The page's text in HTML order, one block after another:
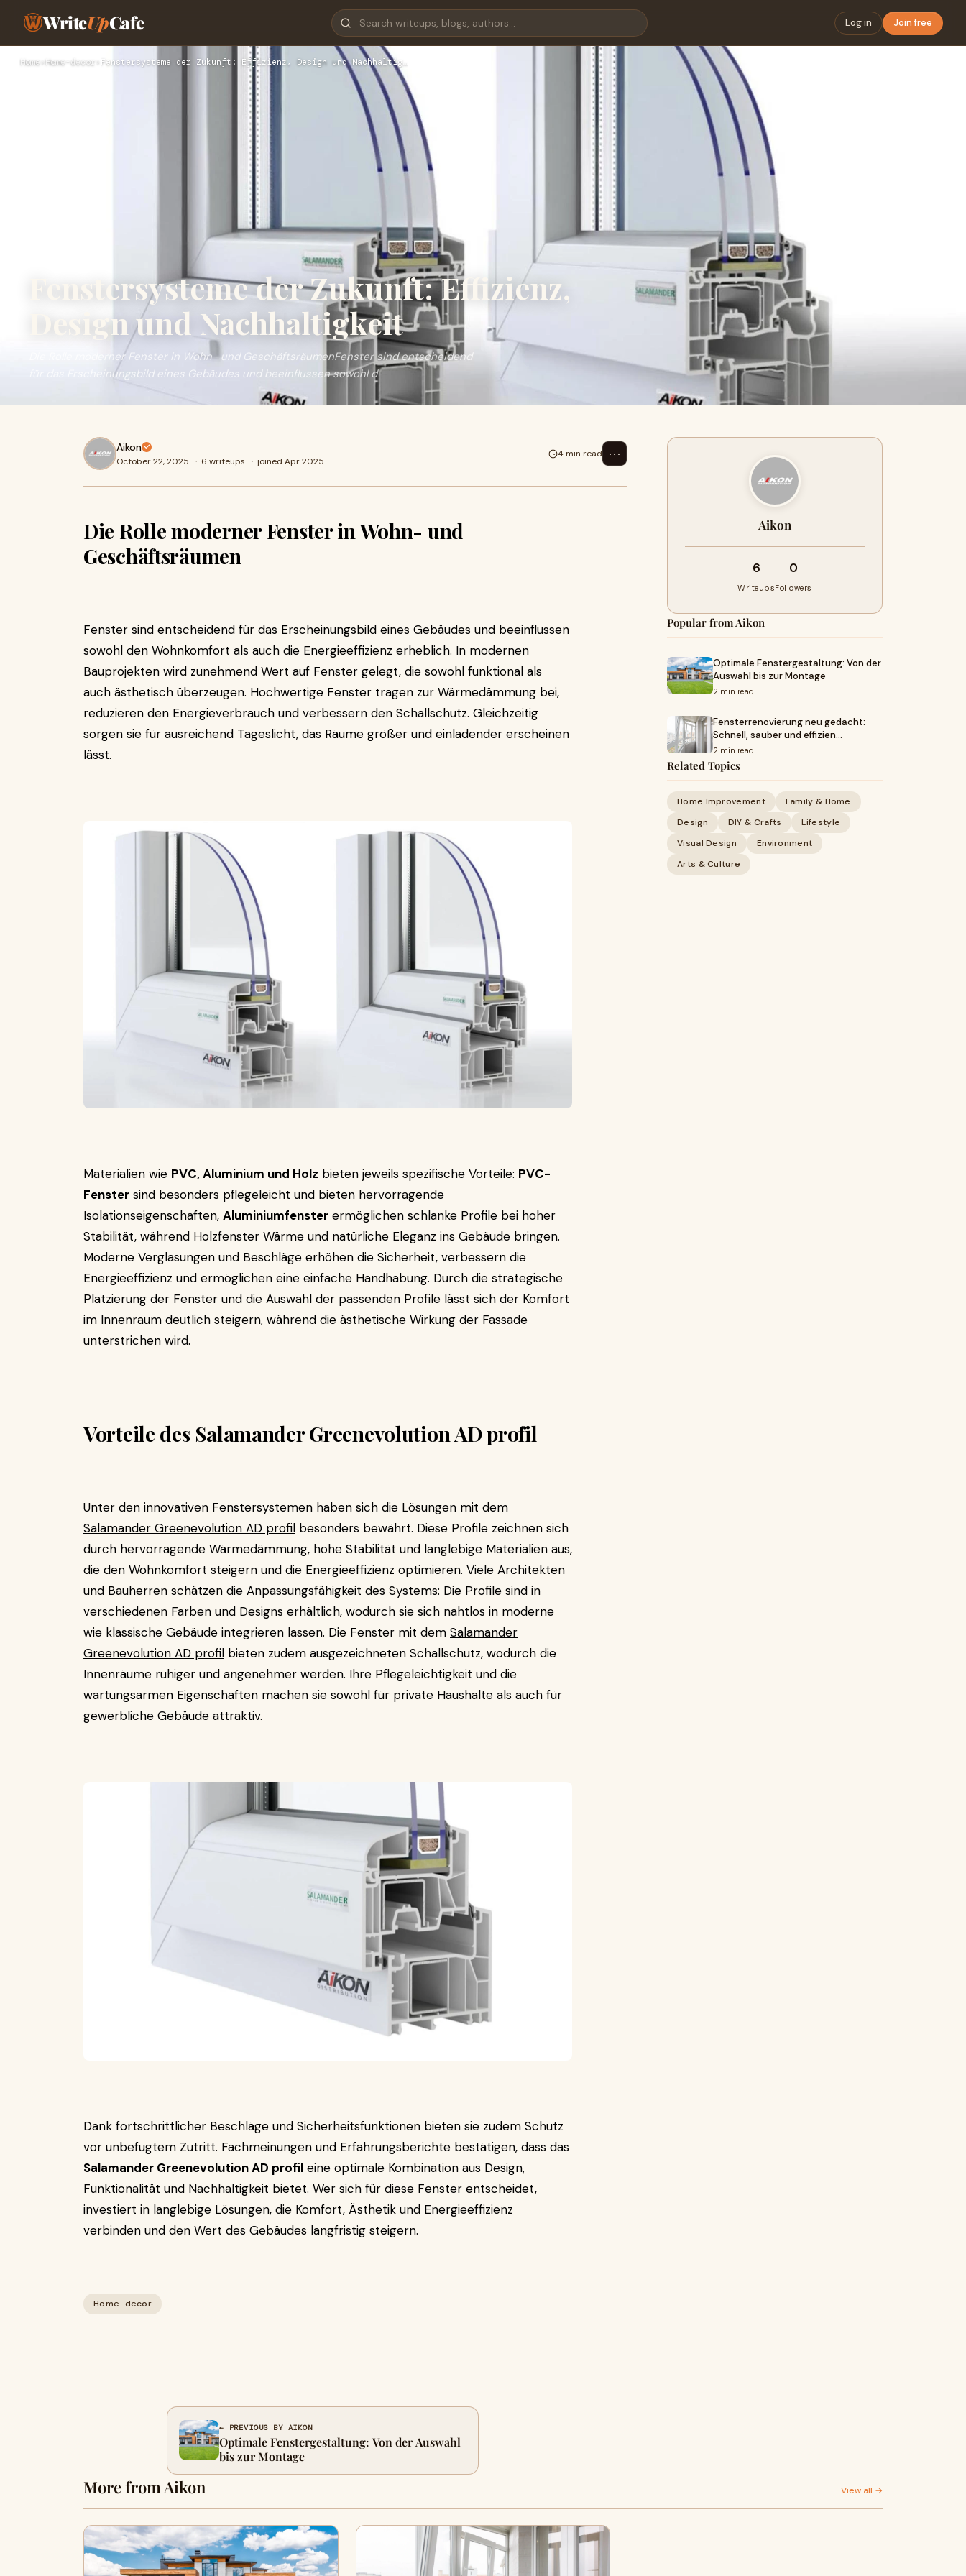
WriteUpCafe Log in Join free
Home›Home-decor ›Fenstersysteme der Zukunft: Effizienz, Design und Nachhaltig…
Fenstersysteme der Zukunft: Effizienz,
Design und Nachhaltigkeit
Die Rolle moderner Fenster in Wohn- und GeschäftsräumenFenster sind entscheidend
für das Erscheinungsbild eines Gebäudes und beeinflussen sowohl d
Aikon
October 22, 2025 · 6 writeups · joined Apr 2025
4 min read ⋯
Die Rolle moderner Fenster in Wohn- und
Geschäftsräumen
Fenster sind entscheidend für das Erscheinungsbild eines Gebäudes und beeinflussen
sowohl den Wohnkomfort als auch die Energieeffizienz erheblich. In modernen
Bauprojekten wird zunehmend Wert auf Fenster gelegt, die sowohl funktional als
auch ästhetisch überzeugen. Hochwertige Fenster tragen zur Wärmedämmung bei,
reduzieren den Energieverbrauch und verbessern den Schallschutz. Gleichzeitig
sorgen sie für ausreichend Tageslicht, das Räume größer und einladender erscheinen
lässt.
Materialien wie PVC, Aluminium und Holz bieten jeweils spezifische Vorteile: PVC-
Fenster sind besonders pflegeleicht und bieten hervorragende
Isolationseigenschaften, Aluminiumfenster ermöglichen schlanke Profile bei hoher
Stabilität, während Holzfenster Wärme und natürliche Eleganz ins Gebäude bringen.
Moderne Verglasungen und Beschläge erhöhen die Sicherheit, verbessern die
Energieeffizienz und ermöglichen eine einfache Handhabung. Durch die strategische
Platzierung der Fenster und die Auswahl der passenden Profile lässt sich der Komfort
im Innenraum deutlich steigern, während die ästhetische Wirkung der Fassade
unterstrichen wird.
Vorteile des Salamander Greenevolution AD profil
Unter den innovativen Fenstersystemen haben sich die Lösungen mit dem
Salamander Greenevolution AD profil besonders bewährt. Diese Profile zeichnen sich
durch hervorragende Wärmedämmung, hohe Stabilität und langlebige Materialien aus,
die den Wohnkomfort steigern und die Energieeffizienz optimieren. Viele Architekten
und Bauherren schätzen die Anpassungsfähigkeit des Systems: Die Profile sind in
verschiedenen Farben und Designs erhältlich, wodurch sie sich nahtlos in moderne
wie klassische Gebäude integrieren lassen. Die Fenster mit dem Salamander
Greenevolution AD profil bieten zudem ausgezeichneten Schallschutz, wodurch die
Innenräume ruhiger und angenehmer werden. Ihre Pflegeleichtigkeit und die
wartungsarmen Eigenschaften machen sie sowohl für private Haushalte als auch für
gewerbliche Gebäude attraktiv.
Dank fortschrittlicher Beschläge und Sicherheitsfunktionen bieten sie zudem Schutz
vor unbefugtem Zutritt. Fachmeinungen und Erfahrungsberichte bestätigen, dass das
Salamander Greenevolution AD profil eine optimale Kombination aus Design,
Funktionalität und Nachhaltigkeit bietet. Wer sich für diese Fenster entscheidet,
investiert in langlebige Lösungen, die Komfort, Ästhetik und Energieeffizienz
verbinden und den Wert des Gebäudes langfristig steigern.
Home-decor
Aikon
6
Writeups
0
Followers
Popular from Aikon
Optimale Fenstergestaltung: Von der
Auswahl bis zur Montage
2 min read
Fensterrenovierung neu gedacht:
Schnell, sauber und effizien…
2 min read
Related Topics
Home Improvement
Family & Home
Design
DIY & Crafts
Lifestyle
Visual Design
Environment
Arts & Culture
← PREVIOUS BY AIKON
Optimale Fenstergestaltung: Von der Auswahl
bis zur Montage
More from Aikon View all →